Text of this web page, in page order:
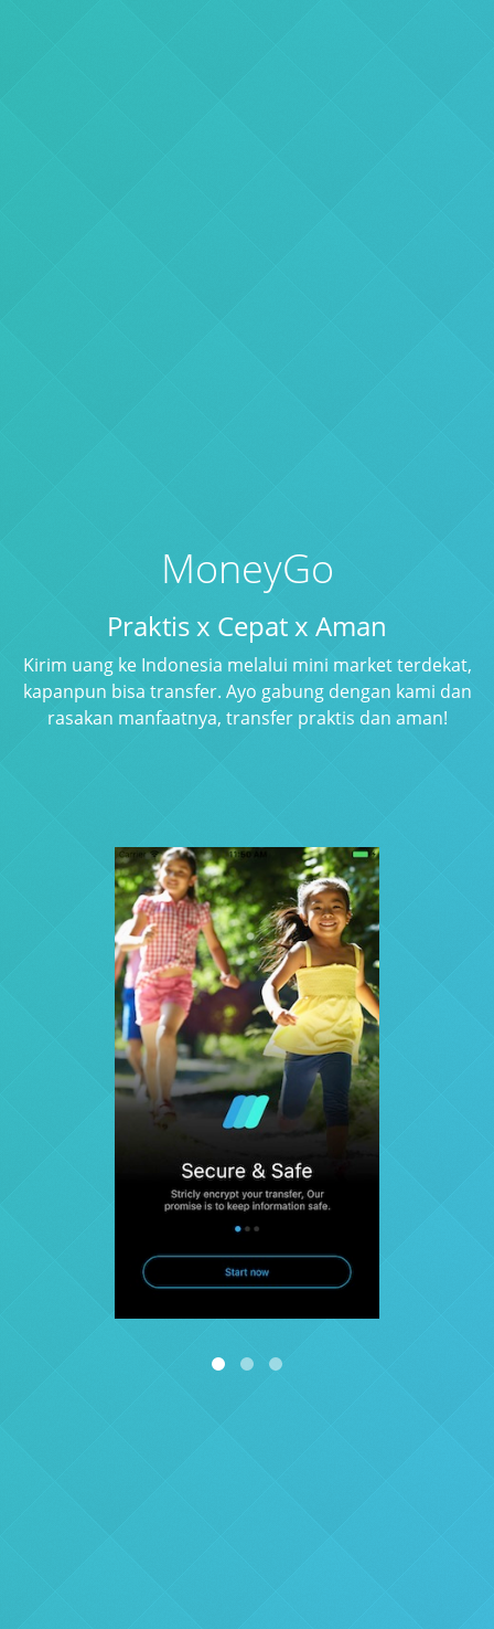
MoneyGo
Praktis x Cepat x Aman
Kirim uang ke Indonesia melalui mini market terdekat,
kapanpun bisa transfer. Ayo gabung dengan kami dan
rasakan manfaatnya, transfer praktis dan aman!